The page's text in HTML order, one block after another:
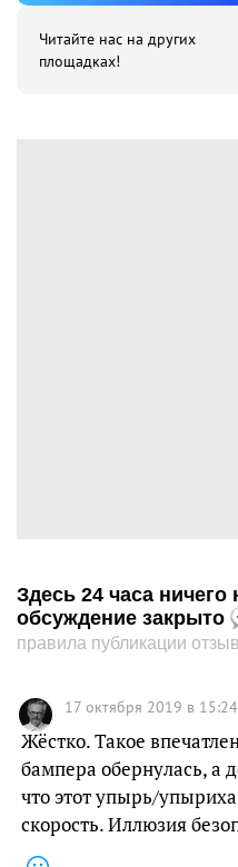
Читайте нас на других
площадках!
Здесь 24 часа
обсуждение закрыто
правила публикации
17 октября 2019 в 15:24
Жёстко. Такое
бампера обернулась, а
что этот упырь/
скорость. Иллюзия